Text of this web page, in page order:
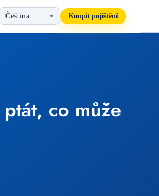
Koupit pojištění
co může